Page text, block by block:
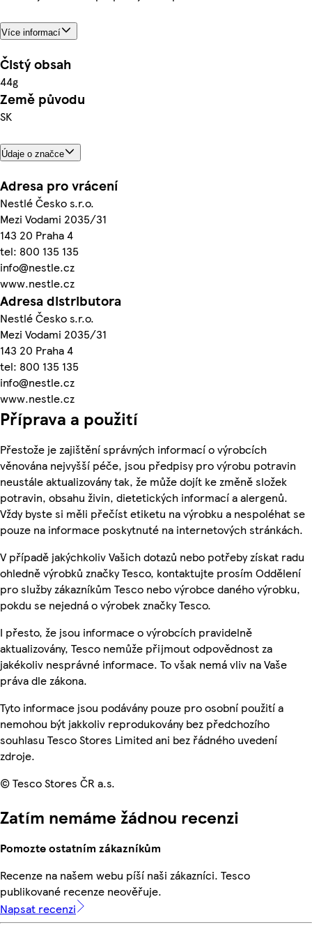
Více informací
Čistý obsah
44g
Země původu
SK
Údaje o značce
Adresa pro vrácení
Nestlé Česko s.r.o.
Mezi Vodami 2035/31
143 20 Praha 4
tel: 800 135 135
info@nestle.cz
www.nestle.cz
Adresa distributora
Nestlé Česko s.r.o.
Mezi Vodami 2035/31
143 20 Praha 4
tel: 800 135 135
info@nestle.cz
www.nestle.cz
Příprava a použití
Přestože je zajištění správných informací o výrobcích
věnována nejvyšší péče, jsou předpisy pro výrobu potravin
neustále aktualizovány tak, že může dojít ke změně složek
potravin, obsahu živin, dietetických informací a alergenů.
Vždy byste si měli přečíst etiketu na výrobku a nespoléhat se
pouze na informace poskytnuté na internetových stránkách.
V případě jakýchkoliv Vašich dotazů nebo potřeby získat radu
ohledně výrobků značky Tesco, kontaktujte prosím Oddělení
pro služby zákazníkům Tesco nebo výrobce daného výrobku,
pokdu se nejedná o výrobek značky Tesco.
I přesto, že jsou informace o výrobcích pravidelně
aktualizovány, Tesco nemůže přijmout odpovědnost za
jakékoliv nesprávné informace. To však nemá vliv na Vaše
práva dle zákona.
Tyto informace jsou podávány pouze pro osobní použití a
nemohou být jakkoliv reprodukovány bez předchozího
souhlasu Tesco Stores Limited ani bez řádného uvedení
zdroje.
© Tesco Stores ČR a.s.
Zatím nemáme žádnou recenzi
Pomozte ostatním zákazníkům
Recenze na našem webu píší naši zákazníci. Tesco
publikované recenze neověřuje.
Napsat recenzi